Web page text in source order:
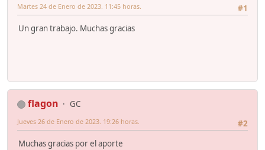
#1
Martes 24 de Enero de 2023. 11:45 horas.
Un gran trabajo. Muchas gracias
flagon
GC
#2
Jueves 26 de Enero de 2023. 19:26 horas.
Muchas gracias por el aporte